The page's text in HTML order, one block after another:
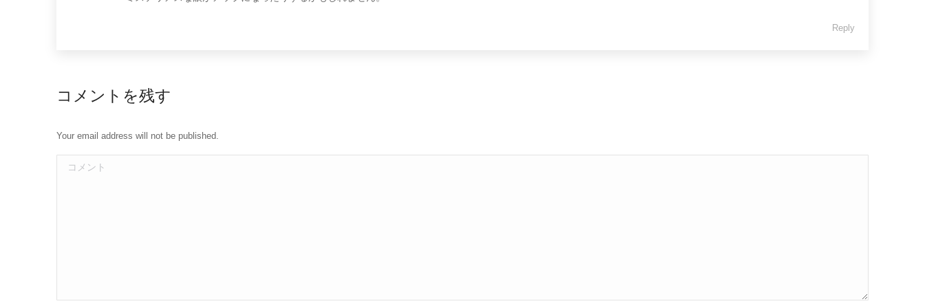
Reply
コメントを残す
Your email address will not be published.
コメント